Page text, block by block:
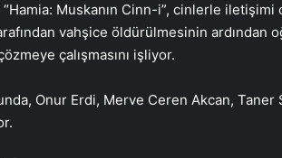
Muskanın Cinn-i”, cinlerle
vahşice öldürülmesinin ardından
çalışmasını işliyor.
Onur Erdi, Merve Ceren Akcan, Taner